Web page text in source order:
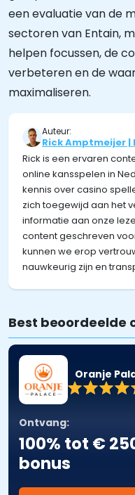
een evaluatie van de
sectoren van Entain,
helpen focussen, de
verbeteren en de
maximaliseren.
Auteur:
Rick Amptmeijer
Rick is een ervaren
online kansspelen in
kennis over casino
zich toegewijd aan het
informatie aan onze
content geschreven
kunnen we erop
nauwkeurig zijn en
Best beoordeelde
Oranje
Ontvang:
100% tot €
bonus